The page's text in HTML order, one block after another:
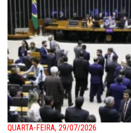
QUARTA-FEIRA, 29/07/2026